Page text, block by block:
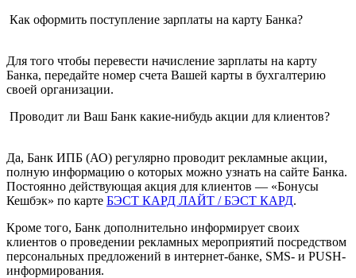
Как оформить поступление зарплаты на карту Банка?
Для того чтобы перевести начисление зарплаты на карту
Банка, передайте номер счета Вашей карты в бухгалтерию
своей организации.
Проводит ли Ваш Банк какие-нибудь акции для клиентов?
Да, Банк ИПБ (АО) регулярно проводит рекламные акции,
полную информацию о которых можно узнать на сайте Банка.
Постоянно действующая акция для клиентов — «Бонусы
Кешбэк» по карте БЭСТ КАРД ЛАЙТ / БЭСТ КАРД.
Кроме того, Банк дополнительно информирует своих
клиентов о проведении рекламных мероприятий посредством
персональных предложений в интернет-банке, SMS- и PUSH-
информирования.